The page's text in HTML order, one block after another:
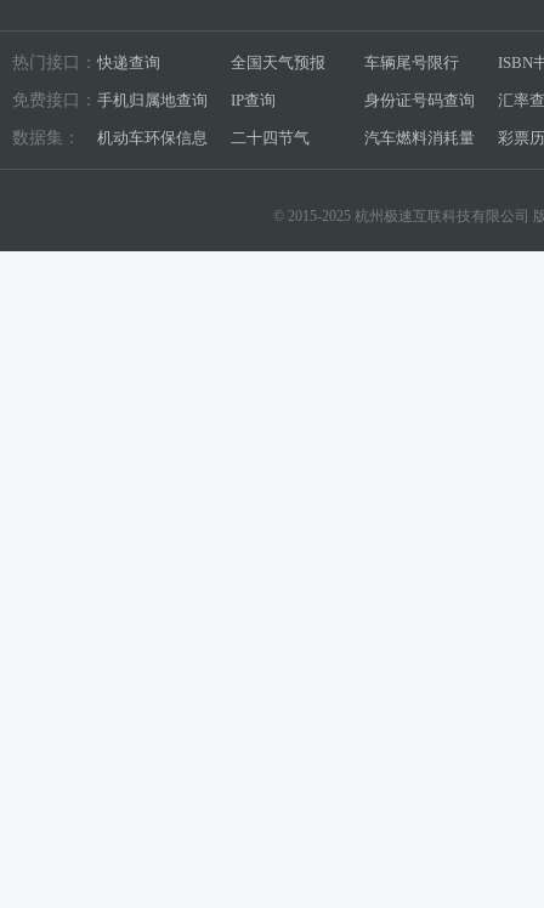
热门接口： 快递查询 全国天气预报 车辆尾号限行 ISBN
免费接口： 手机归属地查询 IP查询 身份证号码查询 汇率
数据集： 机动车环保信息 二十四节气 汽车燃料消耗量 彩票
© 2015-2025 杭州极速互联科技有限公司